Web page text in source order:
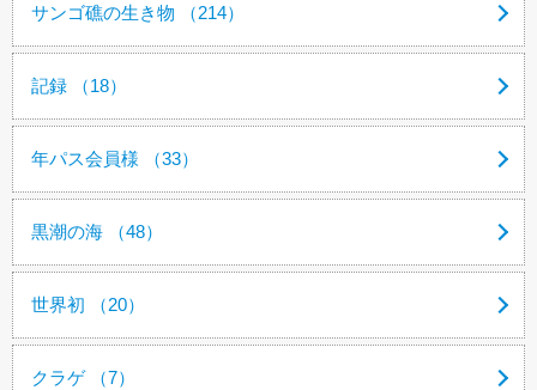
サンゴ礁の生き物 （214）
記録 （18）
年パス会員様 （33）
黒潮の海 （48）
世界初 （20）
クラゲ （7）